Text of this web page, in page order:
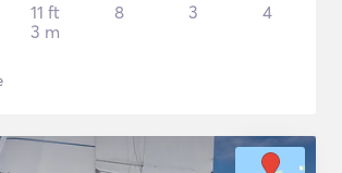
11 ft
3 m
8 3 4